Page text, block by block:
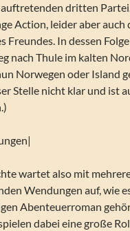
dritten
Action, leider aber
Freundes. In dessen
nach Thule im kalten
Norwegen oder Island
Stelle nicht klar und ist
wartet also mit
Wendungen auf, wie
Abenteuerroman
dabei eine große